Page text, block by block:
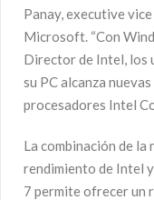
Panay, executive
Microsoft. “Con
Director de Intel, los
su PC alcanza
procesadores Intel
La combinación de
rendimiento de Intel
7 permite ofrecer un